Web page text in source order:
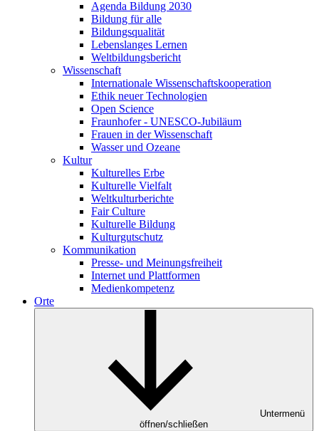
Agenda Bildung 2030
Bildung für alle
Bildungsqualität
Lebenslanges Lernen
Weltbildungsbericht
Wissenschaft
Internationale Wissenschaftskooperation
Ethik neuer Technologien
Open Science
Fraunhofer - UNESCO-Jubiläum
Frauen in der Wissenschaft
Wasser und Ozeane
Kultur
Kulturelles Erbe
Kulturelle Vielfalt
Weltkulturberichte
Fair Culture
Kulturelle Bildung
Kulturgutschutz
Kommunikation
Presse- und Meinungsfreiheit
Internet und Plattformen
Medienkompetenz
Orte
Untermenü
öffnen/schließen